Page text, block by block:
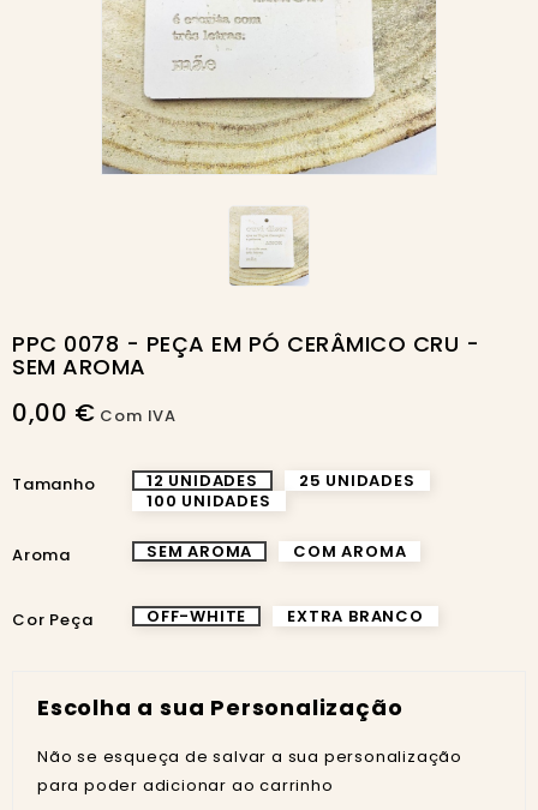
PPC 0078 - PEÇA EM PÓ CERÂMICO CRU -
SEM AROMA
0,00 € Com IVA
Tamanho 12 UNIDADES
25 UNIDADES
100 UNIDADES
Aroma SEM AROMA COM AROMA
Cor Peça OFF-WHITE EXTRA BRANCO
Escolha a sua Personalização
Não se esqueça de salvar a sua personalização
para poder adicionar ao carrinho